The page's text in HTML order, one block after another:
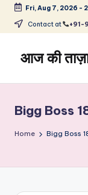
Skip
content
Fri, Aug 7, 2026 -
Contact at +91-
आज की
ताज़ा
समाचार
–
Bigg Boss
Home Bigg Boss